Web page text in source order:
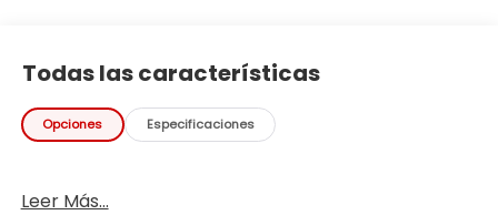
Todas las características
Opciones Especificaciones
Leer Más...